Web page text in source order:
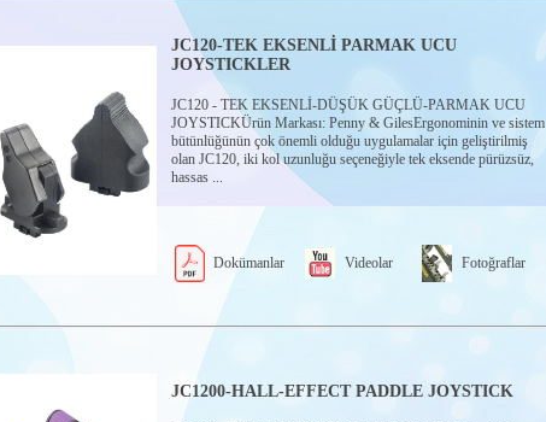
JC120-TEK EKSENLİ PARMAK UCU
JOYSTICKLER
JC120 - TEK EKSENLİ-DÜŞÜK GÜÇLÜ-PARMAK UCU
JOYSTICKÜrün Markası: Penny & GilesErgonominin ve sistem
bütünlüğünün çok önemli olduğu uygulamalar için geliştirilmiş
olan JC120, iki kol uzunluğu seçeneğiyle tek eksende pürüzsüz,
hassas ...
Dokümanlar Videolar Fotoğraflar
JC1200-HALL-EFFECT PADDLE JOYSTICK